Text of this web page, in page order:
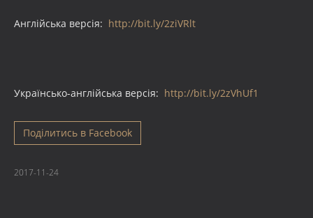
Англійська версія: http://bit.ly/2ziVRlt
Українсько-англійська версія: http://bit.ly/2zVhUf1
Поділитись в Facebook
2017-11-24